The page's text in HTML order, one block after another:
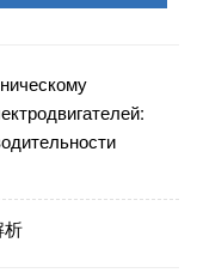
析